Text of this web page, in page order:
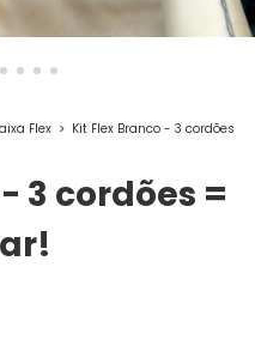
Flex > Kit Flex Branco - 3 cordões
3 cordões =